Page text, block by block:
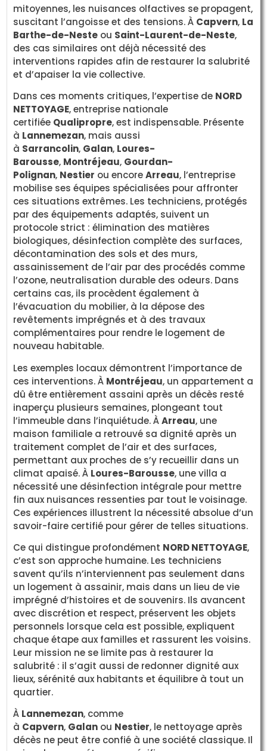
mitoyennes, les nuisances olfactives se propagent,
suscitant l’angoisse et des tensions. À Capvern, La
Barthe-de-Neste ou Saint-Laurent-de-Neste,
des cas similaires ont déjà nécessité des
interventions rapides afin de restaurer la salubrité
et d’apaiser la vie collective.
Dans ces moments critiques, l’expertise de NORD
NETTOYAGE, entreprise nationale
certifiée Qualipropre, est indispensable. Présente
à Lannemezan, mais aussi
à Sarrancolin, Galan, Loures-
Barousse, Montréjeau, Gourdan-
Polignan, Nestier ou encoreArreau, l’entreprise
mobilise ses équipes spécialisées pour affronter
ces situations extrêmes. Les techniciens, protégés
par des équipements adaptés, suivent un
protocole strict : élimination des matières
biologiques, désinfection complète des surfaces,
décontamination des sols et des murs,
assainissement de l’air par des procédés comme
l’ozone, neutralisation durable des odeurs. Dans
certains cas, ils procèdent également à
l’évacuation du mobilier, à la dépose des
revêtements imprégnés et à des travaux
complémentaires pour rendre le logement de
nouveau habitable.
Les exemples locaux démontrent l’importance de
ces interventions. À Montréjeau, un appartement a
dû être entièrement assaini après un décès resté
inaperçu plusieurs semaines, plongeant tout
l’immeuble dans l’inquiétude. ÀArreau, une
maison familiale a retrouvé sa dignité après un
traitement complet de l’air et des surfaces,
permettant aux proches de s’y recueillir dans un
climat apaisé. À Loures-Barousse, une villa a
nécessité une désinfection intégrale pour mettre
fin aux nuisances ressenties par tout le voisinage.
Ces expériences illustrent la nécessité absolue d’un
savoir-faire certifié pour gérer de telles situations.
Ce qui distingue profondément NORD NETTOYAGE,
c’est son approche humaine. Les techniciens
savent qu’ils n’interviennent pas seulement dans
un logement à assainir, mais dans un lieu de vie
imprégné d’histoires et de souvenirs. Ils avancent
avec discrétion et respect, préservent les objets
personnels lorsque cela est possible, expliquent
chaque étape aux familles et rassurent les voisins.
Leur mission ne se limite pas à restaurer la
salubrité : il s’agit aussi de redonner dignité aux
lieux, sérénité aux habitants et équilibre à tout un
quartier.
À Lannemezan, comme
à Capvern, Galan ou Nestier, le nettoyage après
décès ne peut être confié à une société classique. Il